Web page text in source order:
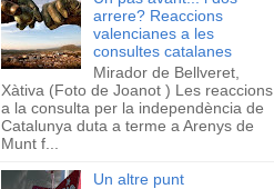
arrere? Reaccions
valencianes a les
consultes catalanes
Mirador de Bellveret,
Xàtiva (Foto de Joanot ) Les reaccions
a la consulta per la independència de
Catalunya duta a terme a Arenys de
Munt f...
Un altre punt